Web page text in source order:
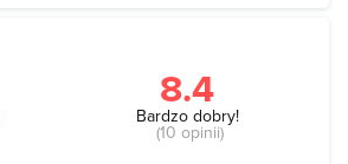
8.4
Bardzo dobry!
(10 opinii)